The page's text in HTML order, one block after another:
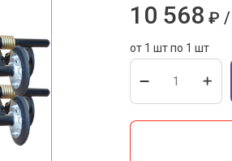
10 568 ₽ /
от 1 шт по 1 шт